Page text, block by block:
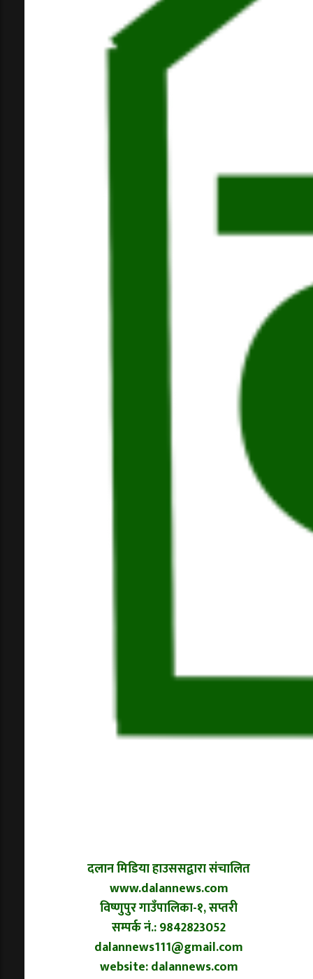
दलान मिडिया हाउससद्वारा संचालित
www.dalannews.com
विष्णुपुर गाउँपालिका-१, सप्तरी
सम्पर्क नं.: 9842823052
dalannews111@gmail.com
website: dalannews.com